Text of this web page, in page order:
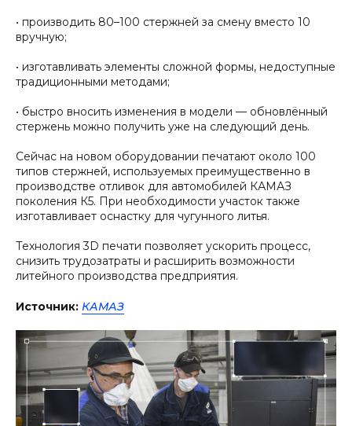
• производить 80–100 стержней за смену вместо 10
вручную;
• изготавливать элементы сложной формы, недоступные
традиционными методами;
• быстро вносить изменения в модели — обновлённый
стержень можно получить уже на следующий день.
Сейчас на новом оборудовании печатают около 100
типов стержней, используемых преимущественно в
производстве отливок для автомобилей КАМАЗ
поколения К5. При необходимости участок также
изготавливает оснастку для чугунного литья.
Технология 3D печати позволяет ускорить процесс,
снизить трудозатраты и расширить возможности
литейного производства предприятия.
Источник: КАМАЗ